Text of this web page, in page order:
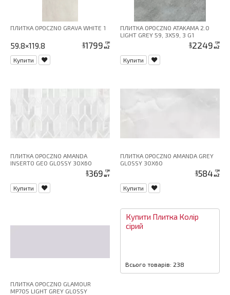
ПЛИТКА OPOCZNO GRAVA WHITE 1
59.8×119.8 ціна1799 грн
м2
Купити
ПЛИТКА OPOCZNO ATAKAMA 2.0
LIGHT GREY 59, 3X59, 3 G1
ціна2249 грн
м2
Купити
ПЛИТКА OPOCZNO AMANDA
INSERTO GEO GLOSSY 30X60
ціна369 грн
шт
Купити
ПЛИТКА OPOCZNO AMANDA GREY
GLOSSY 30X60
ціна584 грн
м2
Купити
ПЛИТКА OPOCZNO GLAMOUR
MP705 LIGHT GREY GLOSSY
Купити Плитка Колір
сірий
Всього товарів: 238